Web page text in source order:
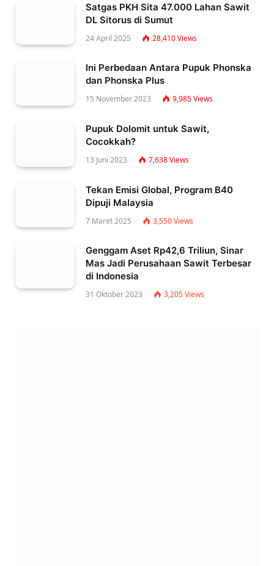
Satgas PKH Sita 47.000 Lahan Sawit
DL Sitorus di Sumut
24 April 2025 28,410Views
Ini Perbedaan Antara Pupuk Phonska
dan Phonska Plus
15 November 2023 9,985Views
Pupuk Dolomit untuk Sawit,
Cocokkah?
13 Juni 2023 7,638Views
Tekan Emisi Global, Program B40
Dipuji Malaysia
7 Maret 2025 3,550Views
Genggam Aset Rp42,6 Triliun, Sinar
Mas Jadi Perusahaan Sawit Terbesar
di Indonesia
31 Oktober 2023 3,205Views